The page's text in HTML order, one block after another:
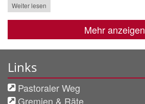
Weiter lesen
Mehr anzeigen
Links
Pastoraler Weg
Gremien & Räte